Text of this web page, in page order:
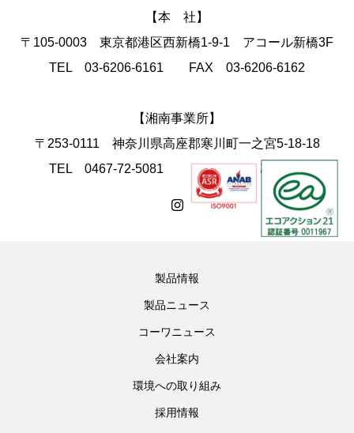
【本 社】
〒105-0003 東京都港区西新橋1-9-1 アコール新橋3F
TEL 03-6206-6161 FAX 03-6206-6162
【湘南事業所】
〒253-0111 神奈川県高座郡寒川町一之宮5-18-18
TEL 0467-72-5081 FAX 0467-74-4168
製品情報
製品ニュース
コーワニュース
会社案内
環境への取り組み
採用情報